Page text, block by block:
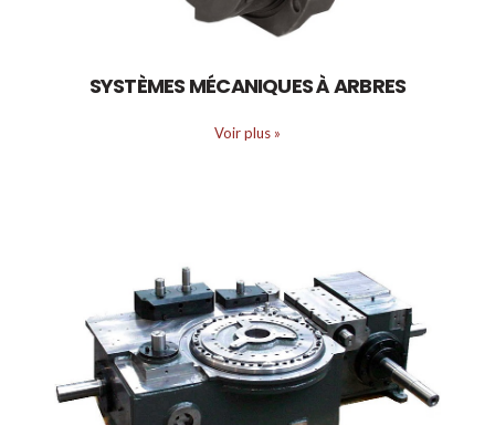
SYSTÈMES MÉCANIQUES À ARBRES
Voir plus »